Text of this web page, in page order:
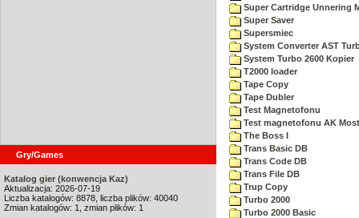
Gry/Games
Katalog gier (konwencja Kaz)
Aktualizacja: 2026-07-19
Liczba katalogów: 8878, liczba plików: 40040
Zmian katalogów: 1, zmian plików: 1
Super Cartridge Unnering
Super Saver
Supersmiec
System Converter AST
System Turbo 2600 Kopier
T2000 loader
Tape Copy
Tape Dubler
Test Magnetofonu
Test magnetofonu AK Most
The Boss I
Trans Basic DB
Trans Code DB
Trans File DB
Trup Copy
Turbo 2000
Turbo 2000 Basic